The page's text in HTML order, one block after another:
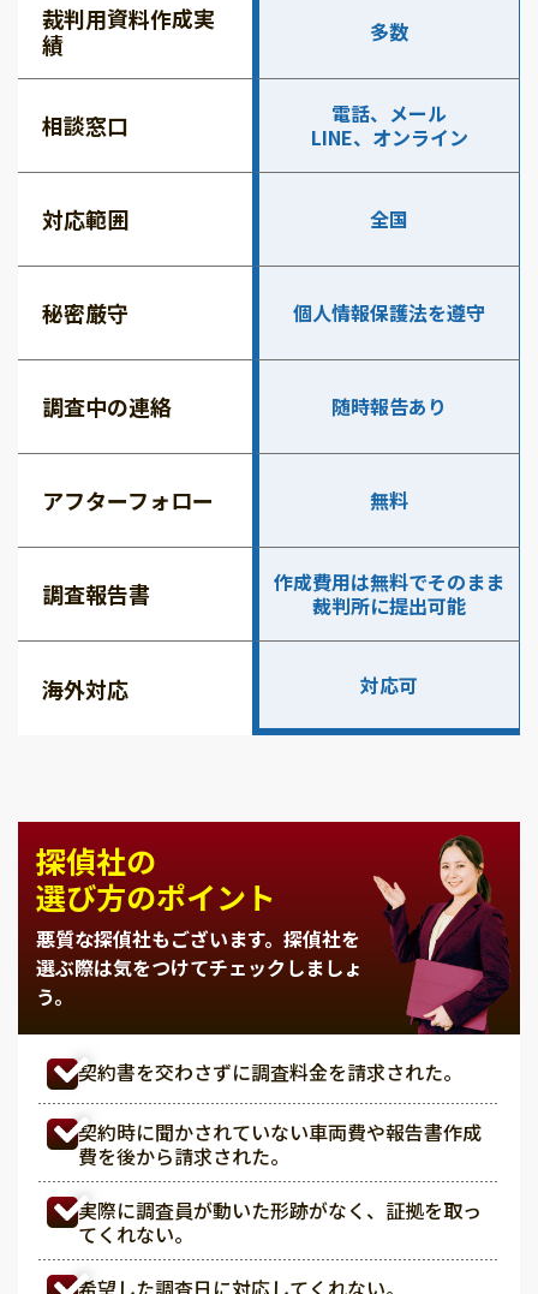
裁判用資料作成実
績
多数
相談窓口
電話、メール
LINE、オンライン
対応範囲 全国
秘密厳守 個人情報保護法を遵守
調査中の連絡 随時報告あり
アフターフォロー 無料
調査報告書
作成費用は無料でそのまま
裁判所に提出可能
海外対応 対応可
探偵社の
選び方のポイント
悪質な探偵社もございます。 探偵社を
選ぶ際は気をつけてチェックしましょ
う。
契約書を交わさずに調査料金を請求された。
契約時に聞かされていない車両費や報告書作成
費を後から請求された。
実際に調査員が動いた形跡がなく、証拠を取っ
てくれない。
希望した調査日に対応してくれない。